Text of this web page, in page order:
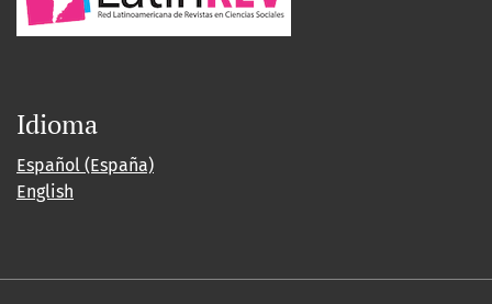
Idioma
Español (España)
English